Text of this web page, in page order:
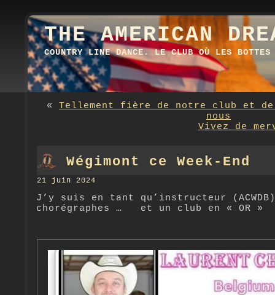
THE AMERICAN
COUNTRY LINE DANCE. LE CLUB OÙ LES BOTTES
« Tellement fière de notre club et de
nous
Vivez de
Wégimont ce Week-End
21 juin 2024
J’y suis en tant qu’instructeur
chorégraphes … et un club en « OR »